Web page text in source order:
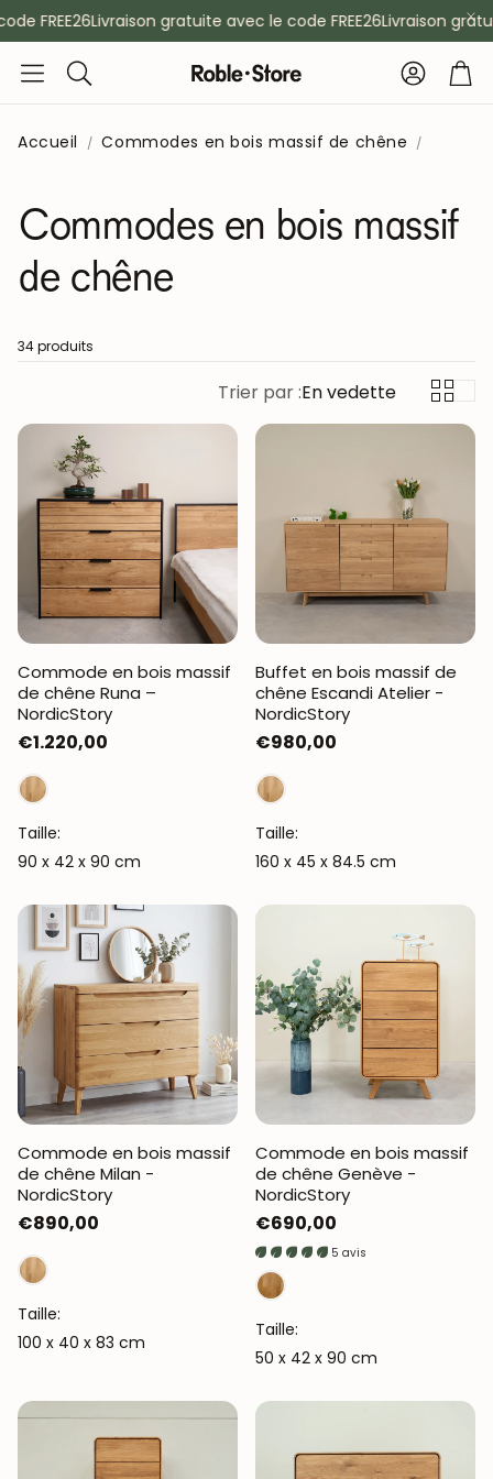
FREE26Livraison gratuite avec le code FREE26Livraison gratuite
Rechercher
Compte
Accueil Commodes en bois massif de chêne
Commodes en bois massif
de chêne
34 produits
Trier par :En vedette
Commode en bois massif
de chêne Runa –
NordicStory
Prix
habituel
€1.220,00
Taille:
90 x 42 x 90 cm
Buffet en bois massif de
chêne Escandi Atelier -
NordicStory
Prix
habituel
€980,00
Taille:
160 x 45 x 84.5 cm
Commode en bois massif
de chêne Milan -
NordicStory
Prix
habituel
€890,00
Taille:
100 x 40 x 83 cm
Commode en bois massif
de chêne Genève -
NordicStory
Prix
habituel
€690,00
5 avis
Taille:
50 x 42 x 90 cm